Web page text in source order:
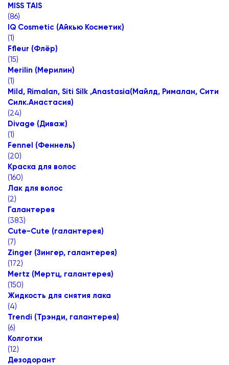
MISS TAIS
(86)
IQ Cosmetic (Айкью Косметик)
(1)
Ffleur (Флёр)
(15)
Merilin (Мерилин)
(1)
Mild, Rimalan, Siti Silk ,Anastasia(Майлд, Рималан, Сити
Силк.Анастасия)
(24)
Divage (Диваж)
(1)
Fennel (Феннель)
(20)
Краска для волос
(160)
Лак для волос
(2)
Галантерея
(383)
Cute-Cute (галантерея)
(7)
Zinger (Зингер, галантерея)
(172)
Mertz (Мертц, галантерея)
(150)
Жидкость для снятия лака
(4)
Trendi (Трэнди, галантерея)
(6)
Колготки
(12)
Дезодорант